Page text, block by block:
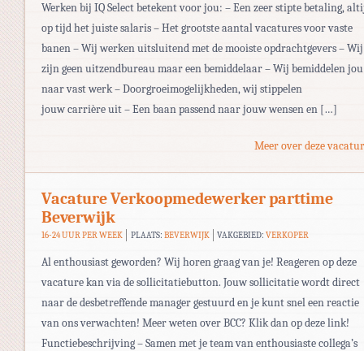
Werken bij IQ Select betekent voor jou: – Een zeer stipte betaling,
op tijd het juiste salaris – Het grootste aantal vacatures voor vaste
banen – Wij werken uitsluitend met de mooiste opdrachtgevers – Wij
zijn geen uitzendbureau maar een bemiddelaar – Wij bemiddelen jou
naar vast werk – Doorgroeimogelijkheden, wij stippelen
jouw carrière uit – Een baan passend naar jouw wensen en […]
Meer over deze
Vacature Verkoopmedewerker parttime
Beverwijk
16-24 UUR PER WEEK PLAATS: BEVERWIJK VAKGEBIED:VERKOPER
Al enthousiast geworden? Wij horen graag van je! Reageren op deze
vacature kan via de sollicitatiebutton. Jouw sollicitatie wordt direct
naar de desbetreffende manager gestuurd en je kunt snel een reactie
van ons verwachten! Meer weten over BCC? Klik dan op deze link!
Functiebeschrijving – Samen met je team van enthousiaste collega’s